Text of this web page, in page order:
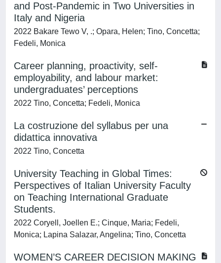
and Post-Pandemic in Two Universities in
Italy and Nigeria
2022 Bakare Tewo V, .; Opara, Helen; Tino, Concetta;
Fedeli, Monica
Career planning, proactivity, self-
employability, and labour market:
undergraduates’ perceptions
2022 Tino, Concetta; Fedeli, Monica
La costruzione del syllabus per una
didattica innovativa
2022 Tino, Concetta
University Teaching in Global Times:
Perspectives of Italian University Faculty
on Teaching International Graduate
Students.
2022 Coryell, Joellen E.; Cinque, Maria; Fedeli,
Monica; Lapina Salazar, Angelina; Tino, Concetta
WOMEN’S CAREER DECISION MAKING